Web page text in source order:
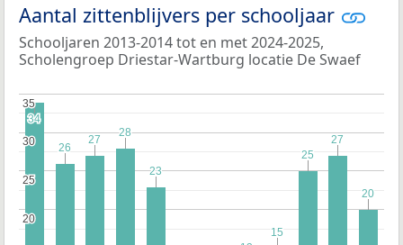
Aantal zittenblijvers per schooljaar
Schooljaren 2013-2014 tot en met 2024-2025,
Scholengroep Driestar-Wartburg locatie De Swaef
20
20
25
25
30
30
35
35
34
34
26
26
27
27
28
28
23
23
15
15
25
25
27
27
20
20